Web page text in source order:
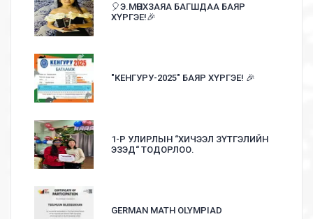
🎈Э.МӨНХЗАЯА БАГШДАА БАЯР
ХҮРГЭЕ!🎉
"КЕНГУРУ-2025" БАЯР ХҮРГЭЕ! 🎉
1-Р УЛИРЛЫН “ХИЧЭЭЛ ЗҮТГЭЛИЙН
ЭЗЭД“ ТОДОРЛОО.
GERMAN MATH OLYMPIAD